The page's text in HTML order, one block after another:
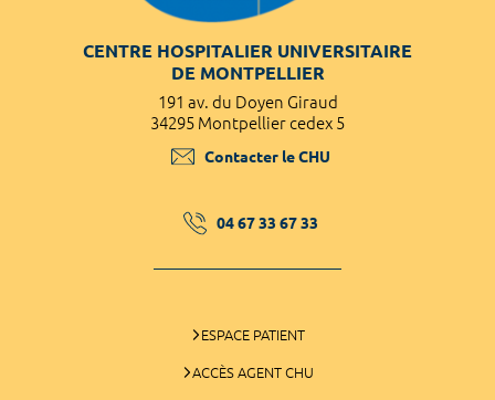
CENTRE HOSPITALIER UNIVERSITAIRE
DE MONTPELLIER
191 av. du Doyen Giraud
34295 Montpellier cedex 5
Contacter le CHU
04 67 33 67 33
ESPACE PATIENT
ACCÈS AGENT CHU